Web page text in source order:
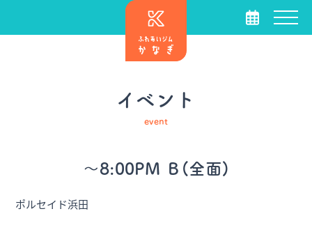
イベント
event
～8:00PM Ｂ(全面)
ポルセイド浜田